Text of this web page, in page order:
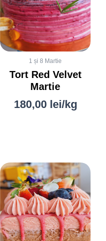
1 și 8 Martie
Tort Red Velvet
Martie
180,00 lei/kg